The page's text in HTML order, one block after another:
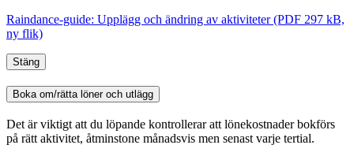
Raindance-guide: Upplägg och ändring av aktiviteter (PDF 297 kB,
ny flik)
Stäng
Boka om/rätta löner och utlägg
Det är viktigt att du löpande kontrollerar att lönekostnader bokförs
på rätt aktivitet, åtminstone månadsvis men senast varje tertial.